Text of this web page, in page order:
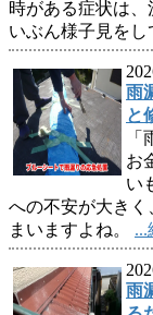
時がある症状は
いぶん様子見をし
雨
と
お
い
への不安が大きく
まいますよね。 ...
雨